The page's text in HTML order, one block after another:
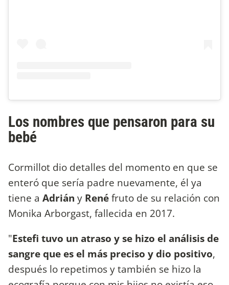
Los nombres que pensaron para su
bebé
Cormillot dio detalles del momento en que se
enteró que sería padre nuevamente, él ya
tiene a Adrián y Renéfruto de su relación con
Monika Arborgast, fallecida en 2017.
"Estefi tuvo un atraso y se hizo el análisis de
sangre que es el más preciso y dio positivo,
después lo repetimos y también se hizo la